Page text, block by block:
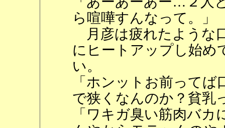
ら喧嘩すんなって。」
月彦は疲れたよう
にヒートアップし始め
い。
「ホンットお前って
で狭くなんのか？貧乳
「ワキガ臭い筋肉バ